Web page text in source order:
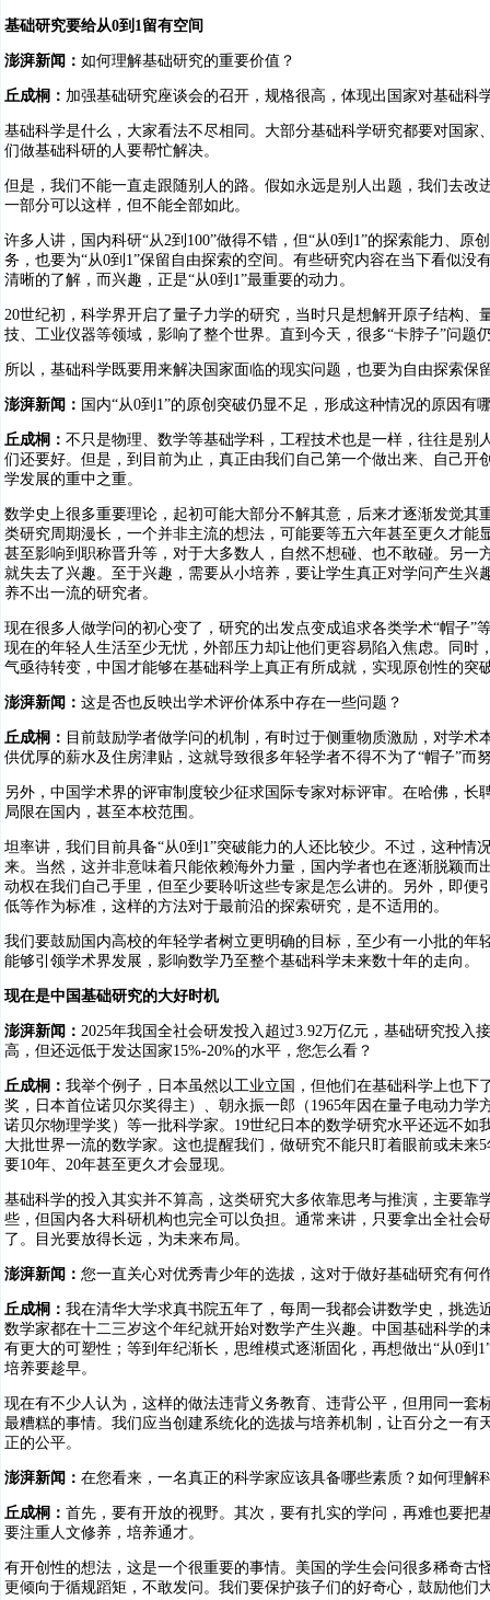
基础研究要给从0到1留有空间
澎湃新闻： 如何理解基础研究的重要价值？
丘成桐： 加强基础研究座谈会的召开，规格很高，体现出国家对基础
基础科学是什么，大家看法不尽相同。大部分基础科学研究都要对国家
们做基础科研的人要帮忙解决。
但是，我们不能一直走跟随别人的路。假如永远是别人出题，我们去
一部分可以这样，但不能全部如此。
许多人讲，国内科研“从2到100”做得不错，但“从0到1”的探索能力、
务，也要为“从0到1”保留自由探索的空间。有些研究内容在当下看似
清晰的了解，而兴趣，正是“从0到1”最重要的动力。
20世纪初，科学界开启了量子力学的研究，当时只是想解开原子结构
技、工业仪器等领域，影响了整个世界。直到今天，很多“卡脖子”问题
所以，基础科学既要用来解决国家面临的现实问题，也要为自由探索保
澎湃新闻： 国内“从0到1”的原创突破仍显不足，形成这种情况的原因有
丘成桐： 不只是物理、数学等基础学科，工程技术也是一样，往往是
们还要好。但是，到目前为止，真正由我们自己第一个做出来、自己开
学发展的重中之重。
数学史上很多重要理论，起初可能大部分不解其意，后来才逐渐发觉
类研究周期漫长，一个并非主流的想法，可能要等五六年甚至更久才
甚至影响到职称晋升等，对于大多数人，自然不想碰、也不敢碰。另
就失去了兴趣。至于兴趣，需要从小培养，要让学生真正对学问产生兴
养不出一流的研究者。
现在很多人做学问的初心变了，研究的出发点变成追求各类学术“帽子
现在的年轻人生活至少无忧，外部压力却让他们更容易陷入焦虑。同
气亟待转变，中国才能够在基础科学上真正有所成就，实现原创性的突
澎湃新闻： 这是否也反映出学术评价体系中存在一些问题？
丘成桐： 目前鼓励学者做学问的机制，有时过于侧重物质激励，对学
供优厚的薪水及住房津贴，这就导致很多年轻学者不得不为了“帽子”而
另外，中国学术界的评审制度较少征求国际专家对标评审。在哈佛，
局限在国内，甚至本校范围。
坦率讲，我们目前具备“从0到1”突破能力的人还比较少。不过，这种
来。当然，这并非意味着只能依赖海外力量，国内学者也在逐渐脱颖
动权在我们自己手里，但至少要聆听这些专家是怎么讲的。另外，即
低等作为标准，这样的方法对于最前沿的探索研究，是不适用的。
我们要鼓励国内高校的年轻学者树立更明确的目标，至少有一小批的
能够引领学术界发展，影响数学乃至整个基础科学未来数十年的走向。
现在是中国基础研究的大好时机
澎湃新闻： 2025年我国全社会研发投入超过3.92万亿元，基础研究投入
高，但还远低于发达国家15%-20%的水平，您怎么看？
丘成桐： 我举个例子，日本虽然以工业立国，但他们在基础科学上也下
奖，日本首位诺贝尔奖得主）、朝永振一郎（1965年因在量子电动力学
诺贝尔物理学奖）等一批科学家。19世纪日本的数学研究水平还远不
大批世界一流的数学家。这也提醒我们，做研究不能只盯着眼前或未
要10年、20年甚至更久才会显现。
基础科学的投入其实并不算高，这类研究大多依靠思考与推演，主要
些，但国内各大科研机构也完全可以负担。通常来讲，只要拿出全社会
了。目光要放得长远，为未来布局。
澎湃新闻： 您一直关心对优秀青少年的选拔，这对于做好基础研究有何
丘成桐： 我在清华大学求真书院五年了，每周一我都会讲数学史，挑选
数学家都在十二三岁这个年纪就开始对数学产生兴趣。中国基础科学
有更大的可塑性；等到年纪渐长，思维模式逐渐固化，再想做出“从0到
培养要趁早。
现在有不少人认为，这样的做法违背义务教育、违背公平，但用同一套
最糟糕的事情。我们应当创建系统化的选拔与培养机制，让百分之一有
正的公平。
澎湃新闻： 在您看来，一名真正的科学家应该具备哪些素质？如何理解
丘成桐： 首先，要有开放的视野。其次，要有扎实的学问，再难也要
要注重人文修养，培养通才。
有开创性的想法，这是一个很重要的事情。美国的学生会问很多稀奇
更倾向于循规蹈矩，不敢发问。我们要保护孩子们的好奇心，鼓励他们